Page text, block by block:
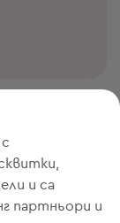
и са
партньори и